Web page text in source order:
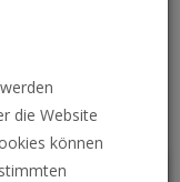
die Website
können